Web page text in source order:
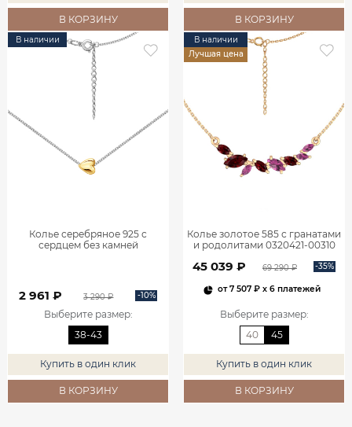
В КОРЗИНУ В КОРЗИНУ
В наличии
Колье серебряное 925 с
сердцем без камней
2 961 ₽ 3 290 ₽ -10%
Выберите размер:
38-43
Купить в один клик
В КОРЗИНУ
В наличии
Лучшая цена
Колье золотое 585 с гранатами
и родолитами 0320421-00310
45 039 ₽ 69 290 ₽ -35%
от7 507 ₽x 6 платежей
Выберите размер:
40
45
Купить в один клик
В КОРЗИНУ